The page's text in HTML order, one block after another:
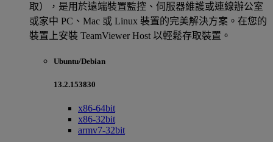
取），是用於遠端裝置監控、伺服器維護或連線辦公室
或家中 PC、Mac 或 Linux 裝置的完美解決方案。在您的
裝置上安裝 TeamViewer Host 以輕鬆存取裝置。
Ubuntu/Debian
13.2.153830
x86-64bit
x86-32bit
armv7-32bit